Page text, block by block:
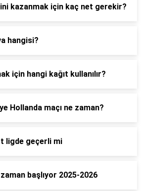
kazanmak için kaç net gerekir?
hangisi?
için hangi kağıt kullanılır?
Hollanda maçı ne zaman?
ligde geçerli mi
başlıyor 2025-2026